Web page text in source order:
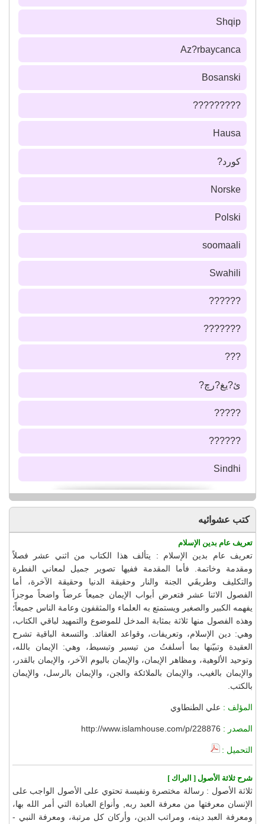
Shqip
Az?rbaycanca
Bosanski
?????????
Hausa
كورد?
Norske
Polski
soomaali
Swahili
??????
???????
???
ئ?يغ?رچ?
?????
??????
Sindhi
كتب عشوائيه
تعريف عام بدين الإسلام
تعريف عام بدين الإسلام : يتألف هذا الكتاب من اثني عشر فصلاً
ومقدمة وخاتمة. فأما المقدمة ففيها تصوير جميل لمعاني الفطرة
والتكليف وطريقَي الجنة والنار وحقيقة الدنيا وحقيقة الآخرة، أما
الفصول الاثنا عشر فتعرض أبواب الإيمان جميعاً عرضاً واضحاً موجزاً
يفهمه الكبير والصغير ويستمتع به العلماء والمثقفون وعامة الناس جميعاً؛
وهذه الفصول منها ثلاثة بمثابة المدخل للموضوع والتمهيد لباقي الكتاب،
وهي: دين الإسلام، وتعريفات، وقواعد العقائد. والتسعة الباقية تشرح
العقيدة وتبيّنها بما أسلفتُ من تيسير وتبسيط، وهي: الإيمان بالله،
وتوحيد الألوهية، ومظاهر الإيمان، والإيمان باليوم الآخر، والإيمان بالقدر،
والإيمان بالغيب، والإيمان بالملائكة والجن، والإيمان بالرسل، والإيمان
بالكتب.
المؤلف : علي الطنطاوي
المصدر : http://www.islamhouse.com/p/228876
التحميل :
شرح ثلاثة الأصول [ البراك ]
ثلاثة الأصول : رسالة مختصرة ونفيسة تحتوي على الأصول الواجب على
الإنسان معرفتها من معرفة العبد ربه, وأنواع العبادة التي أمر الله بها،
ومعرفة العبد دينه، ومراتب الدين، وأركان كل مرتبة، ومعرفة النبي -